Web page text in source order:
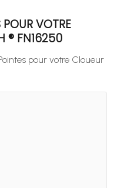
VOTRE
® FN16250
pour votre Cloueur